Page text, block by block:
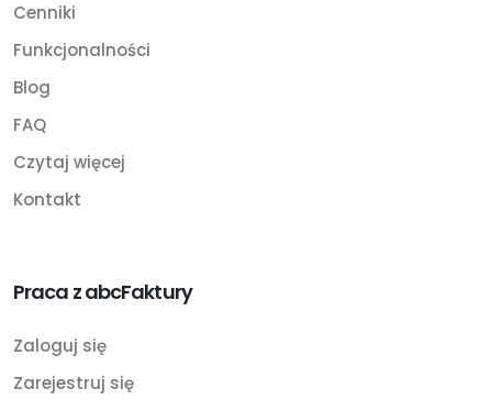
Cenniki
Funkcjonalności
Blog
FAQ
Czytaj więcej
Kontakt
Praca z abcFaktury
Zaloguj się
Zarejestruj się